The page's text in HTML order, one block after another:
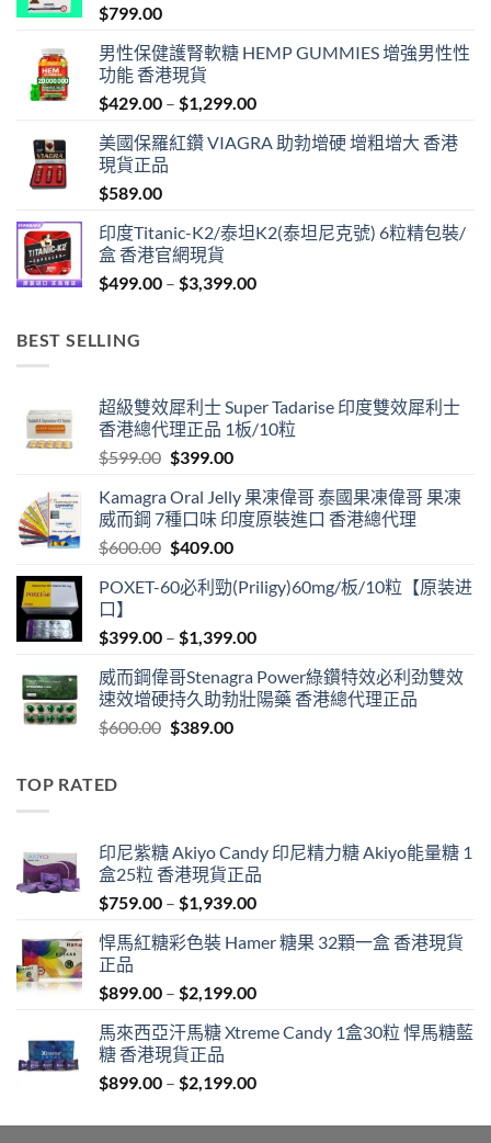
$799.00
男性保健護腎軟糖 HEMP GUMMIES 增強男性性
功能 香港現貨
$429.00 – $1,299.00Price
$429.00
美國保羅紅鑽 VIAGRA 助勃增硬 增粗增大 香港
現貨正品
$589.00
印度Titanic-K2/泰坦K2(泰坦尼克號) 6粒精包裝/
盒 香港官網現貨
$499.00 – $3,399.00Price
BEST SELLING
超級雙效犀利士 Super Tadarise 印度雙效犀利士
香港總代理正品 1板/10粒
$599.00 Original
was:
$599.00.
$399.00Current
is:
$399.00.
Kamagra Oral Jelly 果凍偉哥 泰國果凍偉哥 果凍
威而鋼 7種口味 印度原裝進口 香港總代理
$600.00 Original
was:
$409.00Current
is:
POXET-60必利勁(Priligy)60mg/板/10粒【原装进
口】
$399.00 – $1,399.00Price
$399.00
through
威而鋼偉哥Stenagra Power綠鑽特效必利劲雙效
速效增硬持久助勃壯陽藥 香港總代理正品
$600.00 Original
$389.00Current
TOP RATED
印尼紫糖 Akiyo Candy 印尼精力糖 Akiyo能量糖 1
盒25粒 香港現貨正品
$759.00 – $1,939.00Price
$759.00
$1,939.00
悍馬紅糖彩色裝 Hamer 糖果 32顆一盒 香港現貨
正品
$899.00 – $2,199.00Price
$899.00
$2,199.00
馬來西亞汗馬糖 Xtreme Candy 1盒30粒 悍馬糖藍
糖 香港現貨正品
$899.00 – $2,199.00Price
$899.00